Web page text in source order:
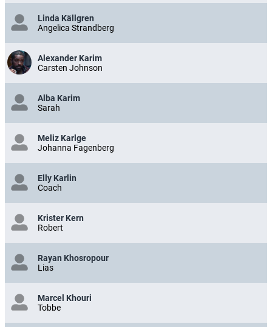
Linda Källgren
Angelica Strandberg
Alexander Karim
Carsten Johnson
Alba Karim
Sarah
Meliz Karlge
Johanna Fagenberg
Elly Karlin
Coach
Krister Kern
Robert
Rayan Khosropour
Lias
Marcel Khouri
Tobbe